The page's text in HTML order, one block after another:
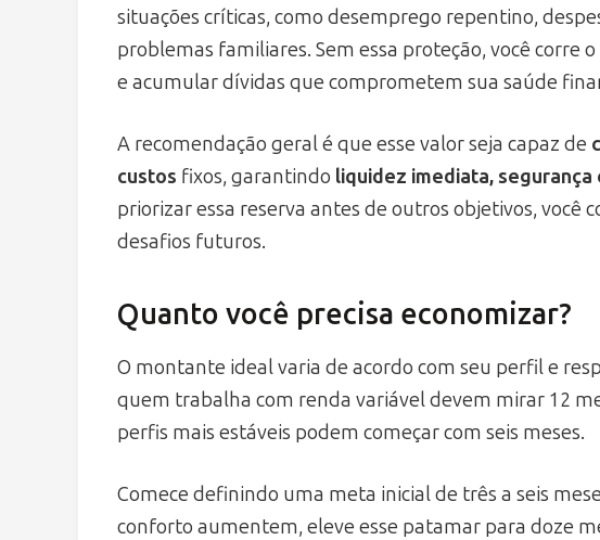
situações críticas, como desemprego repentino,
problemas familiares. Sem essa proteção, você corre
e acumular dívidas que comprometem sua saúde
A recomendação geral é que esse valor seja capaz de
custos fixos, garantindo liquidez imediata,
priorizar essa reserva antes de outros objetivos, você
desafios futuros.
Quanto você precisa economizar?
O montante ideal varia de acordo com seu perfil e
quem trabalha com renda variável devem mirar 12
perfis mais estáveis podem começar com seis meses.
Comece definindo uma meta inicial de três a seis
conforto aumentem, eleve esse patamar para doze